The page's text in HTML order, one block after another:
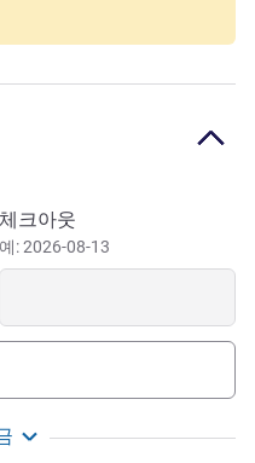
invites relaxation,
We will ensure your
comfortable and
체크아웃
예: 2026-08-13